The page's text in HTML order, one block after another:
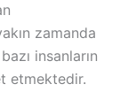
zamanda
insanların
etmektedir.